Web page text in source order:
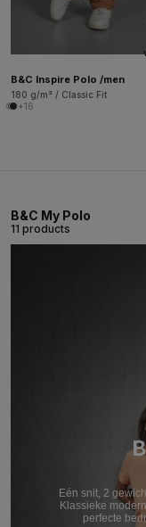
B&C Inspire Polo /men
180 g/m² / Classic Fit
+16
B&C My Polo
11 products
Eén snit, 2
Klassieke
perfecte